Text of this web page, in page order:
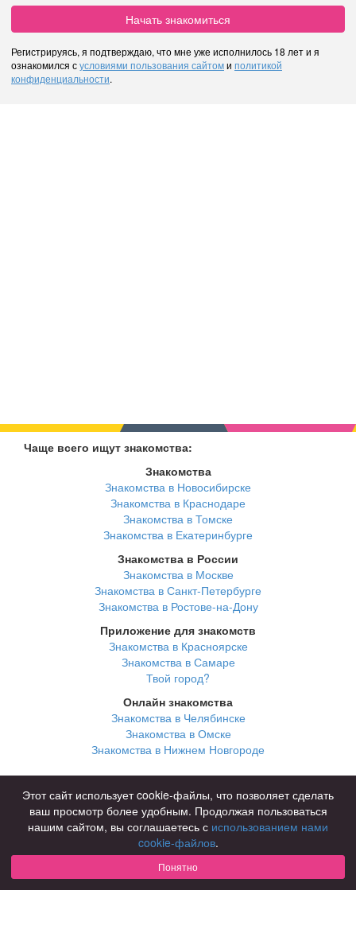
Начать знакомиться
Регистрируясь, я подтверждаю, что мне уже исполнилось 18 лет и я
ознакомился сусловиями пользования сайтоми политикой
конфиденциальности.
Чаще всего ищут знакомства:
Знакомства
Знакомства в Новосибирске
Знакомства в Краснодаре
Знакомства в Томске
Знакомства в Екатеринбурге
Знакомства в России
Знакомства в Москве
Знакомства в Санкт-Петербурге
Знакомства в Ростове-на-Дону
Приложение для знакомств
Знакомства в Красноярске
Знакомства в Самаре
Твой город?
Онлайн знакомства
Знакомства в Челябинске
Знакомства в Омске
Знакомства в Нижнем Новгороде
Для чего
для брака и создания семьи
для любви и с/о
для дружбы
для взрослых
В возрасте
за 40 лет
Этот сайт использует cookie-файлы, что позволяет сделать
ваш просмотр более удобным. Продолжая пользоваться
нашим сайтом, вы соглашаетесь с использованием нами
cookie-файлов.
Понятно